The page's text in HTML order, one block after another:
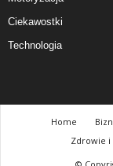
Ciekawostki
Technologia
Home
Zdrowie i